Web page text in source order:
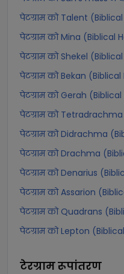
पेटग्राम को Talent
पेटग्राम को Mina (Biblical
पेटग्राम को Shekel
पेटग्राम को Bekan
पेटग्राम को Gerah
पेटग्राम को
पेटग्राम को Didrachma
पेटग्राम को Drachma
पेटग्राम को Denarius
पेटग्राम को Assarion
पेटग्राम को Quadrans
पेटग्राम को Lepton
टेरग्रामरूपांतरण